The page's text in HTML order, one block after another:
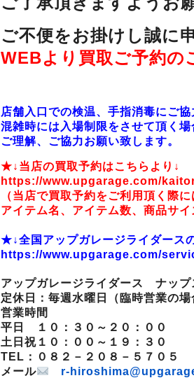
ご不便をお掛けし誠に
WEBより買取ご予約の
店舗入口での検温、手指消毒にご協
混雑時には入場制限をさせて頂く場
ご理解、ご協力お願い致します。
★↓当店の買取予約はこちらより↓
https://www.upgarage.com/
（当店で買取予約をご利用頂く際
アイテム名、アイテム数、商品サ
★↓全国アップガレージライダース
https://www.upgarage.com/
アップガレージライダース ナップ
定休日：毎週水曜日（臨時営業の場
営業時間
平日 １０：３０～２０：００
土日祝１０：００～１９：３０
TEL：０８２－２０８－５７０５
メール
r-